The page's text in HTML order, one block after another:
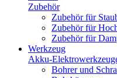
Zubehör
Zubehör für
Zubehör für
Zubehör für
Werkzeug
Akku-
Bohrer und